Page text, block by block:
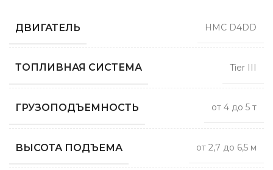
ДВИГАТЕЛЬ HMC D4DD
ТОПЛИВНАЯ СИСТЕМА Tier III
ГРУЗОПОДЪЕМНОСТЬ от 4 до 5 т
ВЫСОТА ПОДЪЕМА от 2,7 до 6,5 м